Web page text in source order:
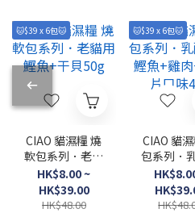
🐱$39 x 6包🐱
CIAO 貓濕糧 燒
軟包系列．老貓
用 鰹魚+干貝
50g
HK$8.00 ~
HK$39.00
HK$48.00
🐱$39 x 6包🐱
CIAO 貓
包系列．
湯 鰹魚+
+柴魚片
40g